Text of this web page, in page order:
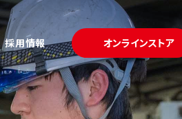
採用情報 オンラインストア